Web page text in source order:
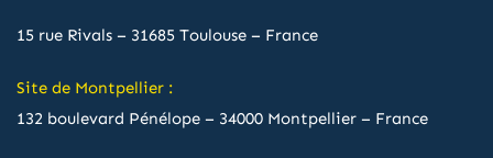
15 rue Rivals – 31685 Toulouse – France
Site de Montpellier :
132 boulevard Pénélope – 34000 Montpellier – France